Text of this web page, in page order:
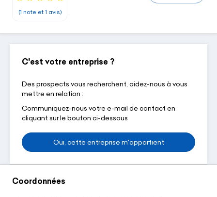
(1 note et 1 avis)
C'est votre entreprise ?
Des prospects vous recherchent, aidez-nous à vous
mettre en relation :
Communiquez-nous votre e-mail de contact en
cliquant sur le bouton ci-dessous
Oui, cette entreprise m'appartient
Coordonnées